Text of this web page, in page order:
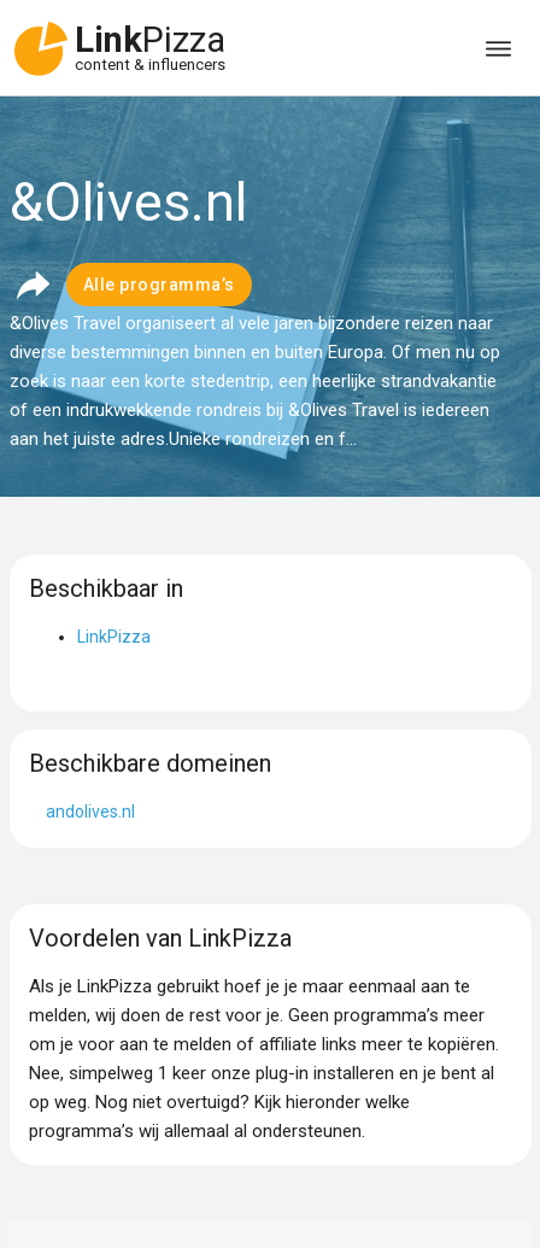
LinkPizza
content & influencers
&Olives.nl
Alle programma’s
&Olives Travel organiseert al vele jaren bijzondere reizen naar
diverse bestemmingen binnen en buiten Europa. Of men nu op
zoek is naar een korte stedentrip, een heerlijke strandvakantie
of een indrukwekkende rondreis bij &Olives Travel is iedereen
aan het juiste adres.Unieke rondreizen en f...
Beschikbaar in
LinkPizza
Beschikbare domeinen
andolives.nl
Voordelen van LinkPizza
Als je LinkPizza gebruikt hoef je je maar eenmaal aan te
melden, wij doen de rest voor je. Geen programma’s meer
om je voor aan te melden of affiliate links meer te kopiëren.
Nee, simpelweg 1 keer onze plug-in installeren en je bent al
op weg. Nog niet overtuigd? Kijk hieronder welke
programma’s wij allemaal al ondersteunen.